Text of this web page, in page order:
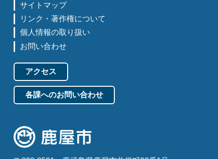
サイトマップ
リンク・著作権について
個人情報の取り扱い
お問い合わせ
アクセス
各課へのお問い合わせ